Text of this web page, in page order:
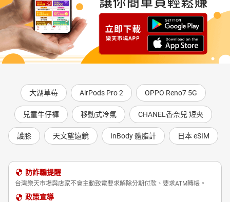
大湖草莓 AirPods Pro 2 OPPO Reno7 5G
兒童牛仔褲 移動式冷氣 CHANEL香奈兒 短夾
護膝 天文望遠鏡 InBody 體脂計 日本 eSIM
防詐騙提醒
台灣樂天市場與店家不會主動致電要求解除分期付款、要求ATM轉帳。
政策宣導